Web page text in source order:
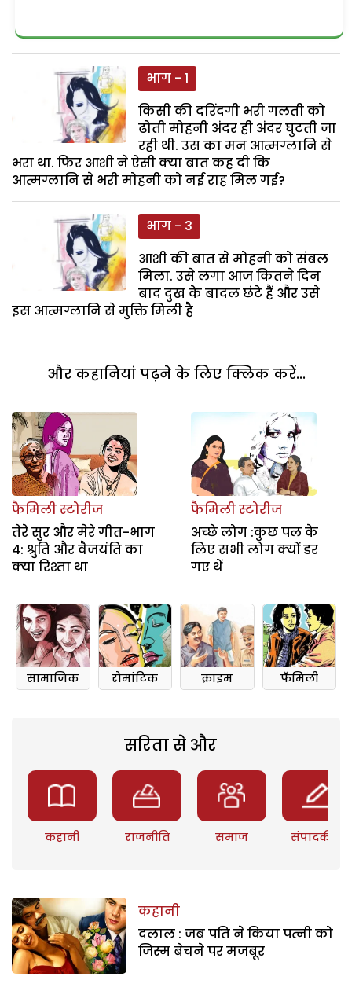
भाग - 1
किसी की दरिंदगी भरी गलती को
ढोती मोहनी अंदर ही अंदर घुटती जा
रही थी. उस का मन आत्मग्लानि से
भरा था. फिर आशी ने ऐसी क्या बात कह दी कि
आत्मग्लानि से भरी मोहनी को नई राह मिल गई?
भाग - 3
आशी की बात से मोहनी को संबल
मिला. उसे लगा आज कितने दिन
बाद दुख के बादल छंटे हैं और उसे
इस आत्मग्लानि से मुक्ति मिली है
और कहानियां पढ़ने के लिए क्लिक करें...
फैमिली स्टोरीज
तेरे सुर और मेरे गीत-भाग
4: श्रुति और वैजयंति का
क्या रिश्ता था
फैमिली स्टोरीज
अच्छे लोग :कुछ पल के
लिए सभी लोग क्यों डर
गए थें
सामाजिक रोमांटिक क्राइम फॅमिली
सरिता से और
कहानी राजनीति समाज संपादकीय
कहानी
दलाल : जब पति ने किया पत्नी को
जिस्म बेचने पर मजबूर